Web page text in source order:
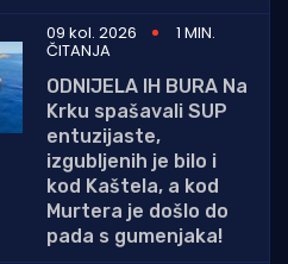
09 kol. 2026
1 MIN.
ČITANJA
ODNIJELA IH BURA Na
Krku spašavali SUP
entuzijaste,
izgubljenih je bilo i
kod Kaštela, a kod
Murtera je došlo do
pada s gumenjaka!